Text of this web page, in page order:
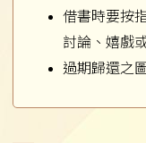
借書時要按
討論、嬉戲
過期歸還之